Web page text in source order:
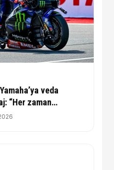
veda
“Her zaman